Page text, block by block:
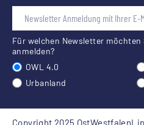
Für welchen Newsletter möchten
anmelden?
OWL 4.0
Urbanland
Copyright 2025